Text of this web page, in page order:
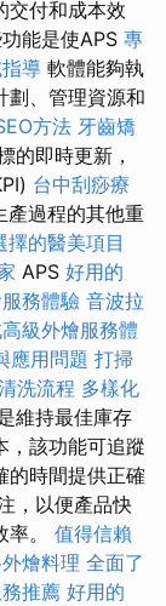
交付和成本效
能是使APS 專
導 軟體能夠執
劃、管理資源和
方法 牙齒矯
的即時更新，
台中刮痧療
產過程的其他重
擇的醫美項目
APS 好用的
務體驗 音波拉
級外燴服務體
應用問題 打掃
洗流程 多樣化
維持最佳庫存
，該功能可追蹤
的時間提供正確
，以便產品快
。 值得信賴
燴料理 全面了
推薦 好用的